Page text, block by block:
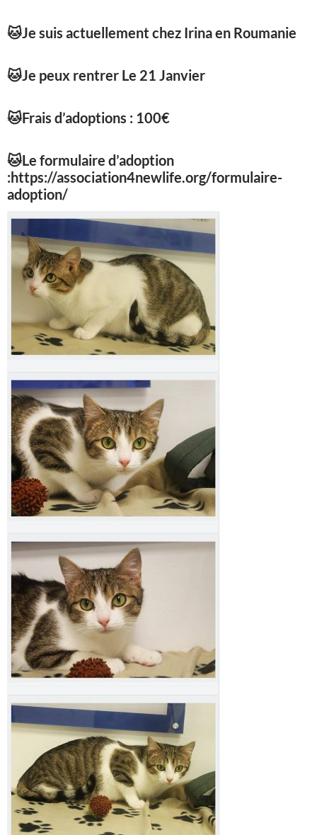
🐱Je suis actuellement chez Irina en Roumanie
🐱Je peux rentrer Le 21 Janvier
🐱Frais d’adoptions : 100€
🐱Le formulaire d’adoption
:https://association4newlife.org/formulaire-
adoption/